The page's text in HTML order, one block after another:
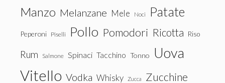
Manzo Melanzane Mele Noci Patate
Peperoni Piselli Pollo Pomodori Ricotta Riso
Rum Salmone Spinaci Tacchino Tonno Uova
Vitello Vodka Whisky Zucca Zucchine